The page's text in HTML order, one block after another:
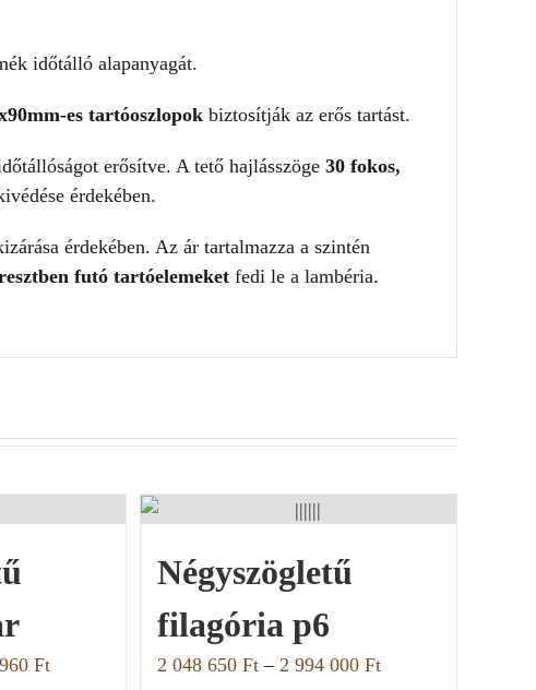
időtálló alapanyagát.
es tartóoszlopok biztosítják az erős tartást.
erősítve. A tető hajlásszöge 30 fokos,
érdekében.
érdekében. Az ár tartalmazza a szintén
futó tartóelemeket fedi le a lambéria.
Ft
Négyszögletű
filagória p6
2 048 650 Ft – 2 994 000 Ft